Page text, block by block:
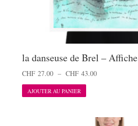
la danseuse de Brel – Affiche
CHF27.00 – CHF43.00Plage
à
AJOUTER AU PANIER
Ce
produit
plusieurs